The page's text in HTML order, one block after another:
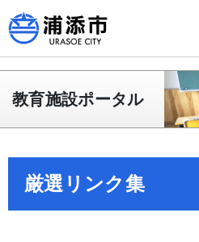
教育施設ポータル
厳選リンク集